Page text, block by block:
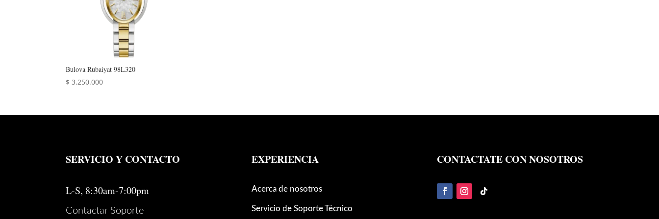
Bulova Rubaiyat 98L320
$ 3.250.000
SERVICIO Y CONTACTO
L-S, 8:30am-7:00pm
Contactar Soporte
EXPERIENCIA
Acerca de nosotros
Servicio de Soporte Técnico
CONTACTATE CON NOSOTROS